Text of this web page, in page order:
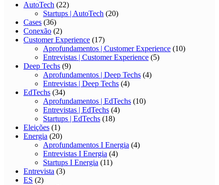
AutoTech (22)
Startups | AutoTech (20)
Cases (36)
Conexão (2)
Customer Experience (17)
Aprofundamentos | Customer Experience (10)
Entrevistas | Customer Experience (5)
Deep Techs (9)
Aprofundamentos | Deep Techs (4)
Entrevistas | Deep Techs (4)
EdTechs (34)
Aprofundamentos | EdTechs (10)
Entrevistas | EdTechs (4)
Startups | EdTechs (18)
Eleições (1)
Energia (20)
Aprofundamentos I Energia (4)
Entrevistas I Energia (4)
Startups I Energia (11)
Entrevista (3)
ES (2)